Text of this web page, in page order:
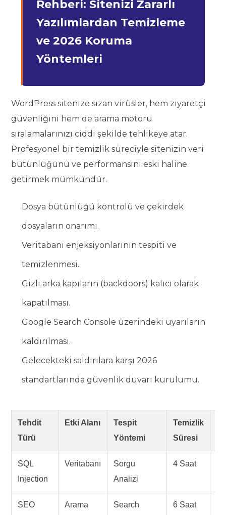
Rehberi: Sitenizi Zararlı
Yazılımlardan Temizleme
ve 2026 Koruma
Yöntemleri
WordPress sitenize sızan virüsler, hem ziyaretçi
güvenliğini hem de arama motoru
sıralamalarınızı ciddi şekilde tehlikeye atar.
Profesyonel bir temizlik süreciyle sitenizin veri
bütünlüğünü ve performansını eski haline
getirmek mümkündür.
Dosya bütünlüğü kontrolü ve çekirdek
dosyaların onarımı.
Veritabanı enjeksiyonlarının tespiti ve
temizlenmesi.
Gizli arka kapıların (backdoors) kalıcı olarak
kapatılması.
Google Search Console üzerindeki uyarıların
kaldırılması.
Gelecekteki saldırılara karşı 2026
standartlarında güvenlik duvarı kurulumu.
Tehdit
Türü
Etki Alanı
Tespit
Yöntemi
Temizlik
Süresi
SQL
Injection
Veritabanı
Sorgu
Analizi
4 Saat
SEO
Arama
Search
6 Saat